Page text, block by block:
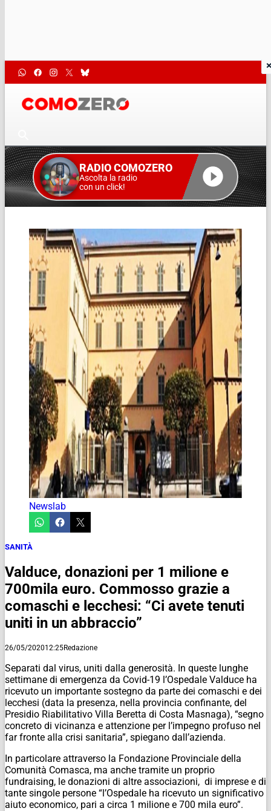
RADIO COMOZERO
Ascolta la radio
con un click!
Newslab
SANITÀ
Valduce, donazioni per 1 milione e
700mila euro. Commosso grazie a
comaschi e lecchesi: “Ci avete tenuti
uniti in un abbraccio”
26/05/202012:25Redazione
Separati dal virus, uniti dalla generosità. In queste lunghe
settimane di emergenza da Covid-19 l’Ospedale Valduce ha
ricevuto un importante sostegno da parte dei comaschi e dei
lecchesi (data la presenza, nella provincia confinante, del
Presidio Riabilitativo Villa Beretta di Costa Masnaga), “segno
concreto di vicinanza e attenzione per l’impegno profuso nel
far fronte alla crisi sanitaria”, spiegano dall’azienda.
In particolare attraverso la Fondazione Provinciale della
Comunità Comasca, ma anche tramite un proprio
fundraising, le donazioni di altre associazioni, di imprese e di
tante singole persone “l’Ospedale ha ricevuto un significativo
aiuto economico, pari a circa 1 milione e 700 mila euro”.